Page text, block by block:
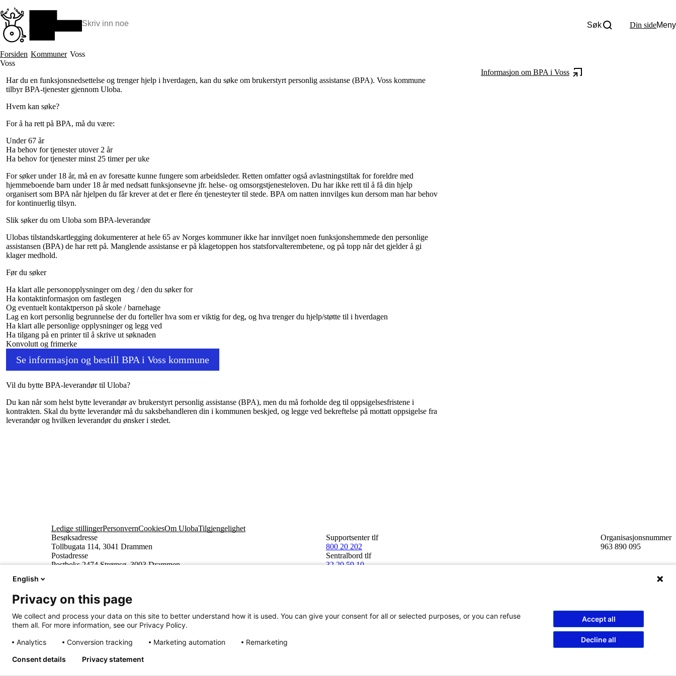
til
hovedinnhold
Søk: Søk Din sideMeny
Hva vi gjør
BPA – Borgerstyrt personlig assistanse
Beslutningsstøtteråd
Funksjonsassistanse
Ti gode grunner til å velge Uloba
Kampsaker
Tall og fakta
Forsiden Kommuner Voss
Voss
Informasjon om BPA i Voss
Har du en funksjonsnedsettelse og trenger hjelp i hverdagen, kan du søke om brukerstyrt personlig assistanse (BPA). Voss kommune
tilbyr BPA-tjenester gjennom Uloba.
Hvem kan søke?
For å ha rett på BPA, må du være:
Under 67 år
Ha behov for tjenester utover 2 år
Ha behov for tjenester minst 25 timer per uke
For søker under 18 år, må en av foresatte kunne fungere som arbeidsleder. Retten omfatter også avlastningstiltak for foreldre med
hjemmeboende barn under 18 år med nedsatt funksjonsevne jfr. helse- og omsorgstjenesteloven. Du har ikke rett til å få din hjelp
organisert som BPA når hjelpen du får krever at det er flere én tjenesteyter til stede. BPA om natten innvilges kun dersom man har behov
for kontinuerlig tilsyn.
Slik søker du om Uloba som BPA-leverandør
Ulobas tilstandskartlegging dokumenterer at hele 65 av Norges kommuner ikke har innvilget noen funksjonshemmede den personlige
assistansen (BPA) de har rett på. Manglende assistanse er på klagetoppen hos statsforvalterembetene, og på topp når det gjelder å gi
klager medhold.
Før du søker
Ha klart alle personopplysninger om deg / den du søker for
Ha kontaktinformasjon om fastlegen
Og eventuelt kontaktperson på skole / barnehage
Lag en kort personlig begrunnelse der du forteller hva som er viktig for deg, og hva trenger du hjelp/støtte til i hverdagen
Ha klart alle personlige opplysninger og legg ved
Ha tilgang på en printer til å skrive ut søknaden
Konvolutt og frimerke
Se informasjon og bestill BPA i Voss kommune
Vil du bytte BPA-leverandør til Uloba?
Du kan når som helst bytte leverandør av brukerstyrt personlig assistanse (BPA), men du må forholde deg til oppsigelsesfristene i
kontrakten. Skal du bytte leverandør må du saksbehandleren din i kommunen beskjed, og legge ved bekreftelse på mottatt oppsigelse fra
leverandør og hvilken leverandør du ønsker i stedet.
Ledige stillingerPersonvernCookiesOm UlobaTilgjengelighet
Besøksadresse
Tollbugata 114, 3041 Drammen
Postadresse
Postboks 2474 Strømsø, 3003 Drammen
Supportsenter tlf
800 20 202
Sentralbord tlf
32 20 59 10
Organisasjonsnummer
963 890 095
Innhold beskyttet av © Uloba – Independent Living Norge SA 2026
English
Privacy on this page
We collect and process your data on this site to better understand how it is used. You can give your consent for all or selected purposes, or you can refuse
them all. For more information, see our Privacy Policy.
Analytics
Conversion tracking Marketing automation Remarketing
Accept all
Decline all
Consent details Privacy statement